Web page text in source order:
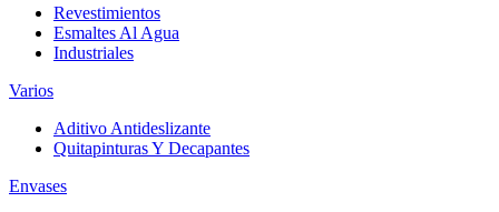
Revestimientos
Esmaltes Al Agua
Industriales
Varios
Aditivo Antideslizante
Quitapinturas Y Decapantes
Envases